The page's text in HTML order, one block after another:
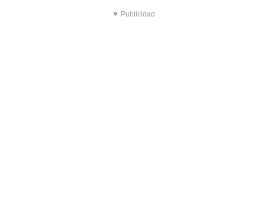
▼ Publicidad